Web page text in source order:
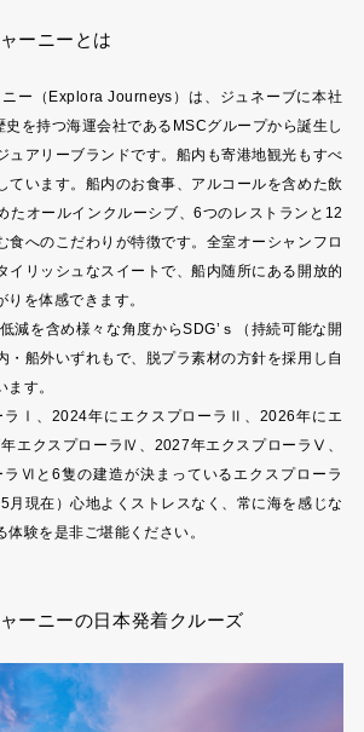
ーニーとは
ー（Explora Journeys）は、ジュネーブに本社
を持つ海運会社であるMSCグループから誕生し
ュアリーブランドです。船内も寄港地観光もすべ
ています。船内のお食事、アルコールを含めた飲
たオールインクルーシブ、6つのレストランと12
食へのこだわりが特徴です。全室オーシャンフロ
イリッシュなスイートで、船内随所にある開放的
を体感できます。
減を含め様々な角度からSDG’ｓ（持続可能な開
・船外いずれもで、脱プラ素材の方針を採用し自
す。
ラⅠ、2024年にエクスプローラⅡ、2026年にエ
エクスプローラⅣ、2027年エクスプローラⅤ、
Ⅵと6隻の建造が決まっているエクスプローラ
月現在）心地よくストレスなく、常に海を感じな
験を是非ご堪能ください。
ーニーの日本発着クルーズ